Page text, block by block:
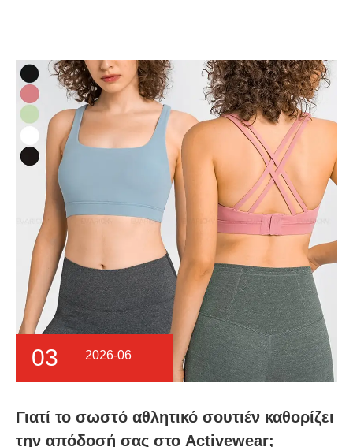
03 2026-06
Γιατί το σωστό αθλητικό σουτιέν καθορίζει
την απόδοσή σας στο Activewear;